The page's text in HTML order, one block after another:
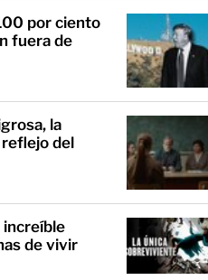
por ciento
fuera de
la
del
increíble
de vivir